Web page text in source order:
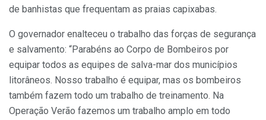
de banhistas que frequentam as praias capixabas.
O governador enalteceu o trabalho das forças de segurança
e salvamento: “Parabéns ao Corpo de Bombeiros por
equipar todos as equipes de salva-mar dos municípios
litorâneos. Nosso trabalho é equipar, mas os bombeiros
também fazem todo um trabalho de treinamento. Na
Operação Verão fazemos um trabalho amplo em todo